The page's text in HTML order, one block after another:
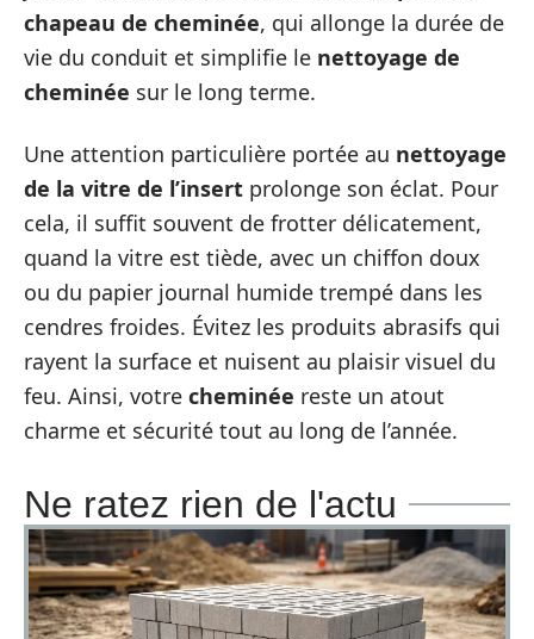
chapeau de cheminée, qui allonge la durée de
vie du conduit et simplifie le nettoyage de
cheminée sur le long terme.
Une attention particulière portée au nettoyage
de la vitre de l’insert prolonge son éclat. Pour
cela, il suffit souvent de frotter délicatement,
quand la vitre est tiède, avec un chiffon doux
ou du papier journal humide trempé dans les
cendres froides. Évitez les produits abrasifs qui
rayent la surface et nuisent au plaisir visuel du
feu. Ainsi, votre cheminée reste un atout
charme et sécurité tout au long de l’année.
Ne ratez rien de l'actu